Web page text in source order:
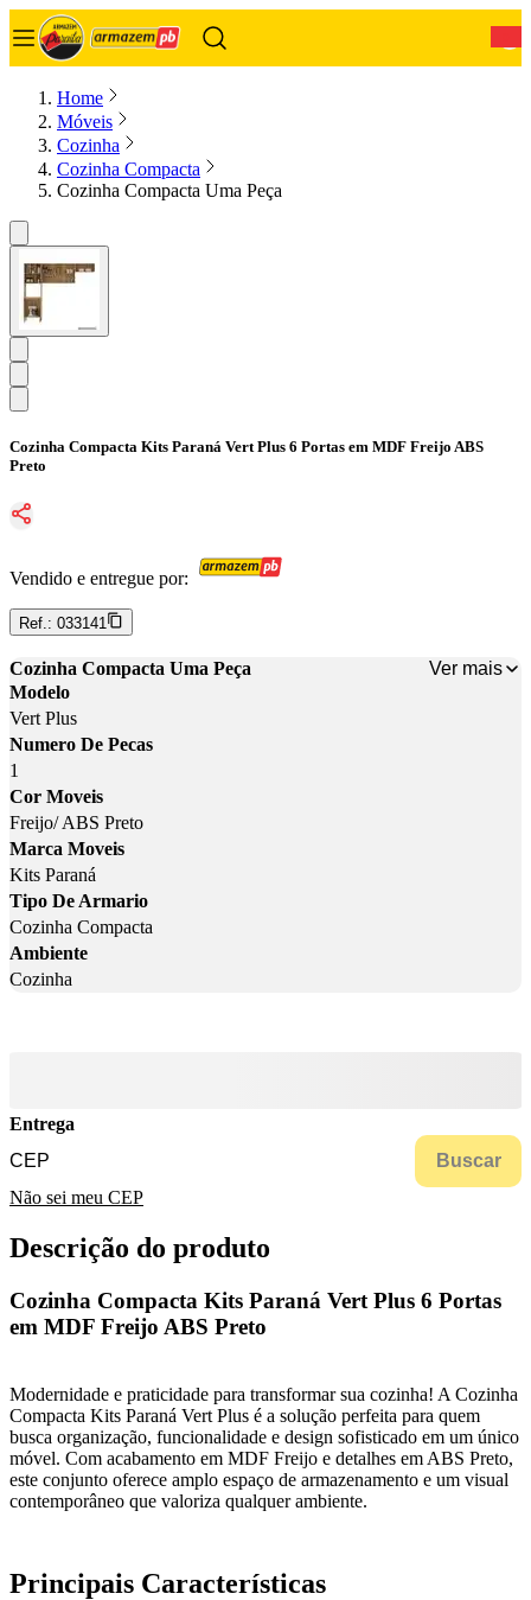
Home
Móveis
Cozinha
Cozinha Compacta
Cozinha Compacta Uma Peça
Cozinha Compacta Kits Paraná Vert Plus 6 Portas em MDF Freijo ABS
Preto
Vendido e entregue por:
Ref.: 033141
Cozinha Compacta Uma Peça
Ver mais
Modelo
Vert Plus
Numero De Pecas
1
Cor Moveis
Freijo/ ABS Preto
Marca Moveis
Kits Paraná
Tipo De Armario
Cozinha Compacta
Ambiente
Cozinha
Entrega
Buscar
Não sei meu CEP
Descrição do produto
Cozinha Compacta Kits Paraná Vert Plus 6 Portas
em MDF Freijo ABS Preto
Modernidade e praticidade para transformar sua cozinha! A Cozinha
Compacta Kits Paraná Vert Plus é a solução perfeita para quem
busca organização, funcionalidade e design sofisticado em um único
móvel. Com acabamento em MDF Freijo e detalhes em ABS Preto,
este conjunto oferece amplo espaço de armazenamento e um visual
contemporâneo que valoriza qualquer ambiente.
Principais Características